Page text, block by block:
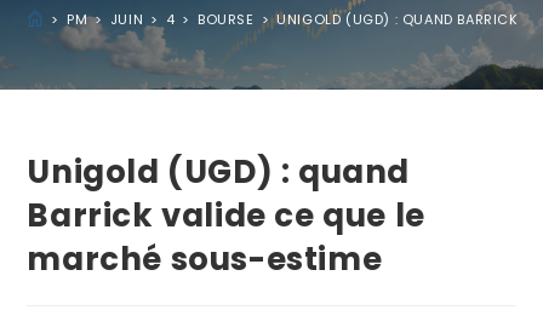
> PM > JUIN > 4 > BOURSE > UNIGOLD (UGD) : QUAND BARRICK
Unigold (UGD) : quand
Barrick valide ce que le
marché sous-estime